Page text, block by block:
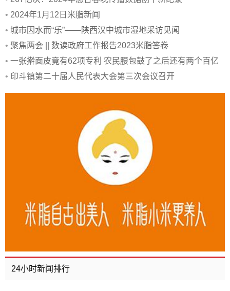
• 2024年1月12日米脂新闻
• 城市因水而“乐”——陕西汉中城市湿地采访见闻
• 聚焦两会 || 数读政府工作报告2023米脂答卷
• 一张擀面皮竟有62项专利 农民腰包鼓了之后还有两个百亿
目标
• 印斗镇第二十届人民代表大会第三次会议召开
24小时新闻排行